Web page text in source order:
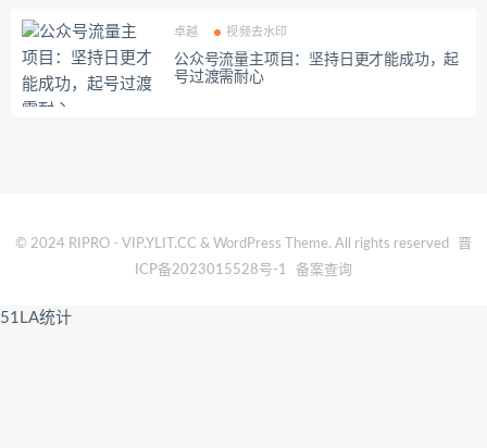
卓越 视频去水印
公众号流量主项目：坚持日更才能成功，起
号过渡需耐心
© 2024 RIPRO - VIP.YLIT.CC & WordPress Theme. All rights reserved
晋
ICP备2023015528号-1
备案查询
51LA统计